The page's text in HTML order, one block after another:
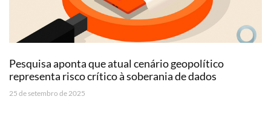
Pesquisa aponta que atual cenário geopolítico
representa risco crítico à soberania de dados
25 de setembro de 2025